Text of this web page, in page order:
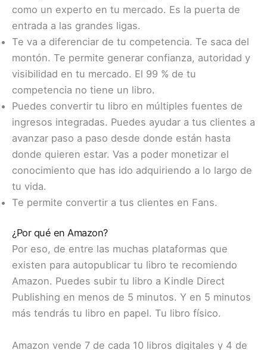
como un experto en tu mercado. Es la puerta de
entrada a las grandes ligas.
Te va a diferenciar de tu competencia. Te saca del
montón. Te permite generar confianza, autoridad y
visibilidad en tu mercado. El 99 % de tu
competencia no tiene un libro.
Puedes convertir tu libro en múltiples fuentes de
ingresos integradas. Puedes ayudar a tus clientes a
avanzar paso a paso desde donde están hasta
donde quieren estar. Vas a poder monetizar el
conocimiento que has ido adquiriendo a lo largo de
tu vida.
Te permite convertir a tus clientes en Fans.
¿Por qué en Amazon?
Por eso, de entre las muchas plataformas que
existen para autopublicar tu libro te recomiendo
Amazon. Puedes subir tu libro a Kindle Direct
Publishing en menos de 5 minutos. Y en 5 minutos
más tendrás tu libro en papel. Tu libro físico.
Amazon vende 7 de cada 10 libros digitales y 4 de